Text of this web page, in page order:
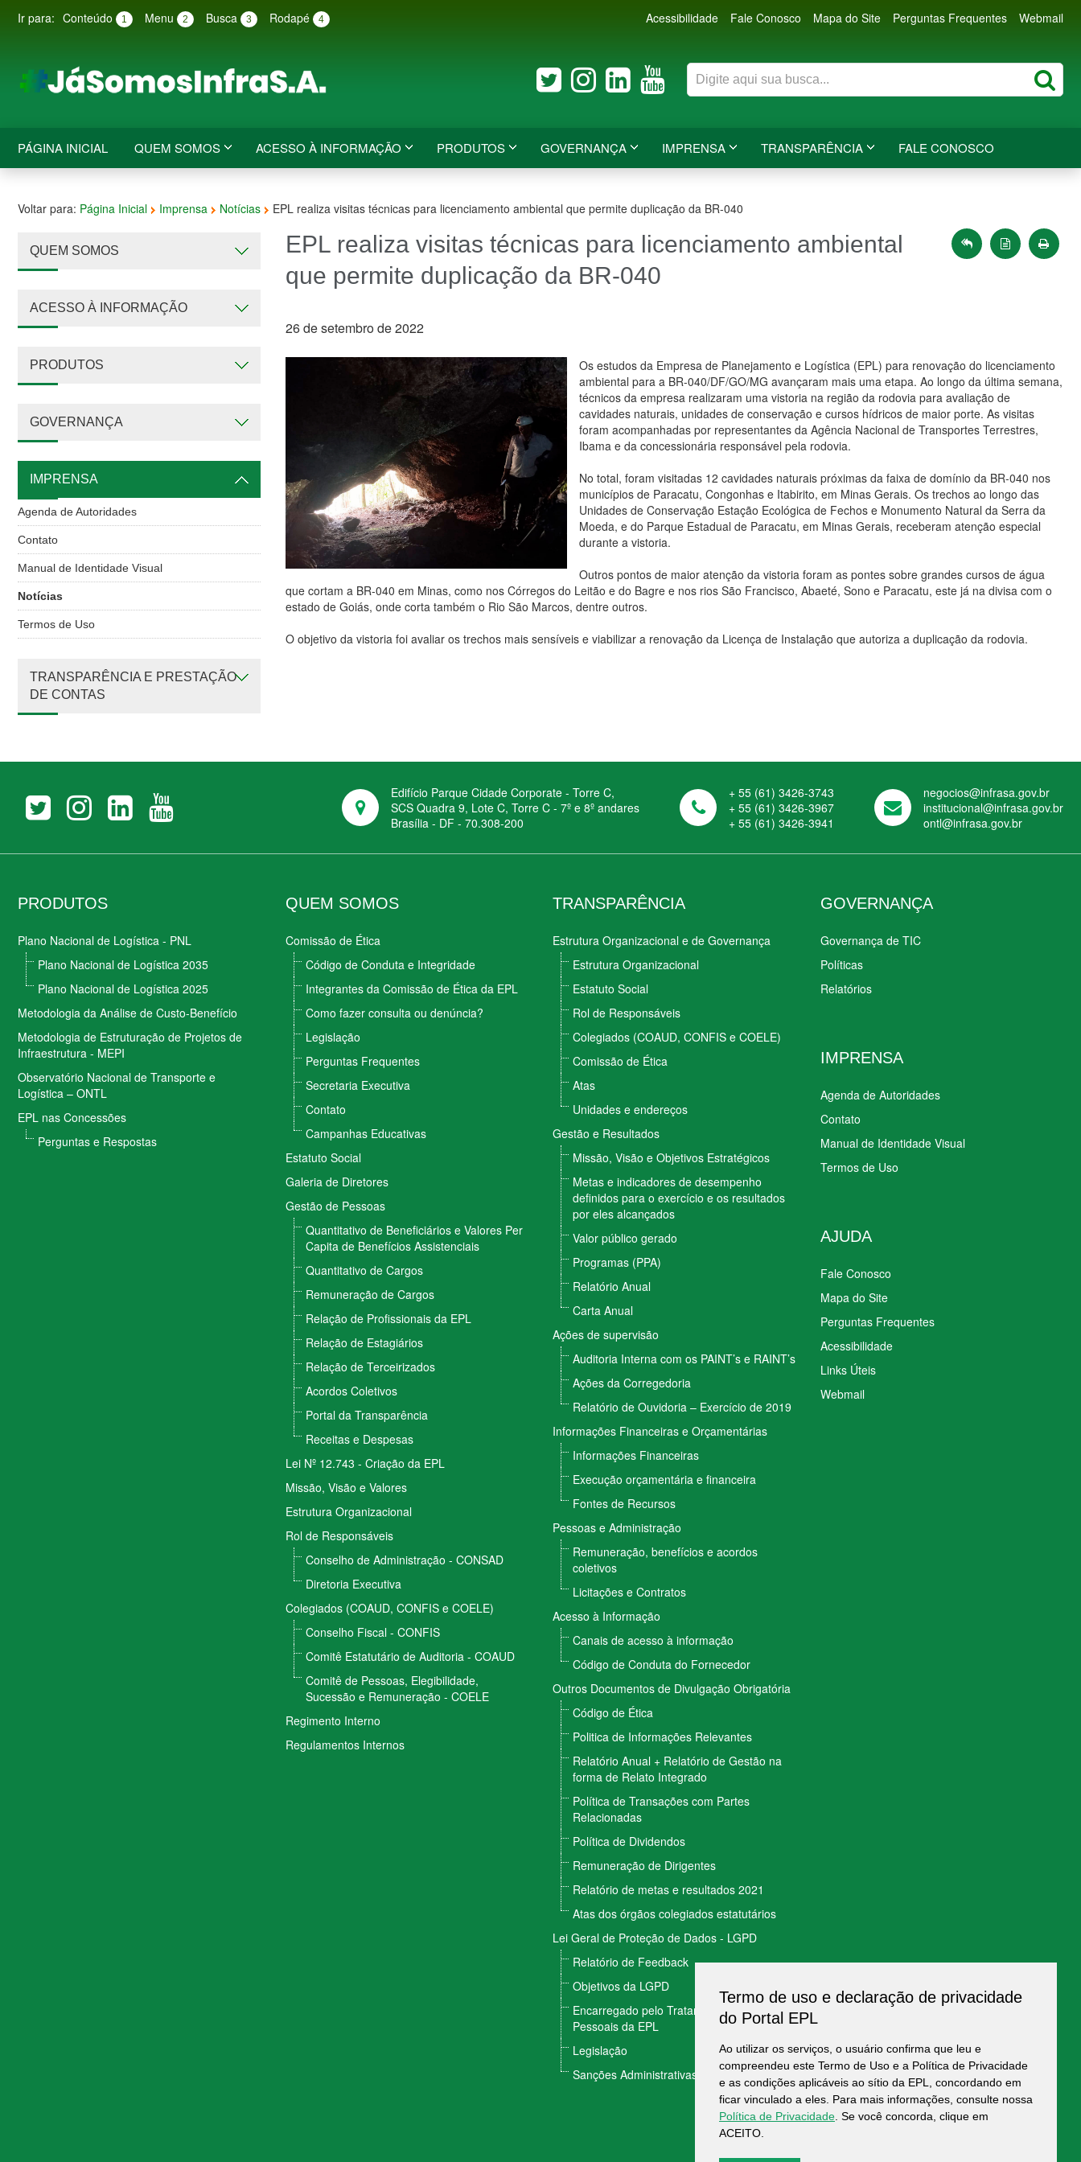
Ir para: Conteúdo 1 Menu 2 Busca 3 Rodapé 4 Acessibilidade Fale Conosco Mapa do Site Perguntas Frequentes Webmail
PÁGINA INICIAL QUEM SOMOS ACESSO À INFORMAÇÃO PRODUTOS GOVERNANÇA IMPRENSA TRANSPARÊNCIA FALE CONOSCO
Voltar para: Página Inicial Imprensa Notícias EPL realiza visitas técnicas para licenciamento ambiental que permite duplicação da BR-040
QUEM SOMOS
ACESSO À INFORMAÇÃO
PRODUTOS
GOVERNANÇA
IMPRENSA
Agenda de Autoridades
Contato
Manual de Identidade Visual
Notícias
Termos de Uso
TRANSPARÊNCIA E PRESTAÇÃO
DE CONTAS
EPL realiza visitas técnicas para licenciamento ambiental
que permite duplicação da BR-040
26 de setembro de 2022
Os estudos da Empresa de Planejamento e Logística (EPL) para renovação do licenciamento
ambiental para a BR-040/DF/GO/MG avançaram mais uma etapa. Ao longo da última semana,
técnicos da empresa realizaram uma vistoria na região da rodovia para avaliação de
cavidades naturais, unidades de conservação e cursos hídricos de maior porte. As visitas
foram acompanhadas por representantes da Agência Nacional de Transportes Terrestres,
Ibama e da concessionária responsável pela rodovia.
No total, foram visitadas 12 cavidades naturais próximas da faixa de domínio da BR-040 nos
municípios de Paracatu, Congonhas e Itabirito, em Minas Gerais. Os trechos ao longo das
Unidades de Conservação Estação Ecológica de Fechos e Monumento Natural da Serra da
Moeda, e do Parque Estadual de Paracatu, em Minas Gerais, receberam atenção especial
durante a vistoria.
Outros pontos de maior atenção da vistoria foram as pontes sobre grandes cursos de água
que cortam a BR-040 em Minas, como nos Córregos do Leitão e do Bagre e nos rios São Francisco, Abaeté, Sono e Paracatu, este já na divisa com o
estado de Goiás, onde corta também o Rio São Marcos, dentre outros.
O objetivo da vistoria foi avaliar os trechos mais sensíveis e viabilizar a renovação da Licença de Instalação que autoriza a duplicação da rodovia.
Edifício Parque Cidade Corporate - Torre C,
SCS Quadra 9, Lote C, Torre C - 7º e 8º andares
Brasília - DF - 70.308-200
+ 55 (61) 3426-3743
+ 55 (61) 3426-3967
+ 55 (61) 3426-3941
negocios@infrasa.gov.br
institucional@infrasa.gov.br
ontl@infrasa.gov.br
PRODUTOS
Plano Nacional de Logística - PNL
Plano Nacional de Logística 2035
Plano Nacional de Logística 2025
Metodologia da Análise de Custo-Benefício
Metodologia de Estruturação de Projetos de
Infraestrutura - MEPI
Observatório Nacional de Transporte e
Logística – ONTL
EPL nas Concessões
Perguntas e Respostas
QUEM SOMOS
Comissão de Ética
Código de Conduta e Integridade
Integrantes da Comissão de Ética da EPL
Como fazer consulta ou denúncia?
Legislação
Perguntas Frequentes
Secretaria Executiva
Contato
Campanhas Educativas
Estatuto Social
Galeria de Diretores
Gestão de Pessoas
Quantitativo de Beneficiários e Valores Per
Capita de Benefícios Assistenciais
Quantitativo de Cargos
Remuneração de Cargos
Relação de Profissionais da EPL
Relação de Estagiários
Relação de Terceirizados
Acordos Coletivos
Portal da Transparência
Receitas e Despesas
Lei Nº 12.743 - Criação da EPL
Missão, Visão e Valores
Estrutura Organizacional
Rol de Responsáveis
Conselho de Administração - CONSAD
Diretoria Executiva
Colegiados (COAUD, CONFIS e COELE)
Conselho Fiscal - CONFIS
Comitê Estatutário de Auditoria - COAUD
Comitê de Pessoas, Elegibilidade,
Sucessão e Remuneração - COELE
Regimento Interno
Regulamentos Internos
TRANSPARÊNCIA
Estrutura Organizacional e de Governança
Estrutura Organizacional
Estatuto Social
Rol de Responsáveis
Colegiados (COAUD, CONFIS e COELE)
Comissão de Ética
Atas
Unidades e endereços
Gestão e Resultados
Missão, Visão e Objetivos Estratégicos
Metas e indicadores de desempenho
definidos para o exercício e os resultados
por eles alcançados
Valor público gerado
Programas (PPA)
Relatório Anual
Carta Anual
Ações de supervisão
Auditoria Interna com os PAINT’s e RAINT’s
Ações da Corregedoria
Relatório de Ouvidoria – Exercício de 2019
Informações Financeiras e Orçamentárias
Informações Financeiras
Execução orçamentária e financeira
Fontes de Recursos
Pessoas e Administração
Remuneração, benefícios e acordos
coletivos
Licitações e Contratos
Acesso à Informação
Canais de acesso à informação
Código de Conduta do Fornecedor
Outros Documentos de Divulgação Obrigatória
Código de Ética
Politica de Informações Relevantes
Relatório Anual + Relatório de Gestão na
forma de Relato Integrado
Política de Transações com Partes
Relacionadas
Política de Dividendos
Remuneração de Dirigentes
Relatório de metas e resultados 2021
Atas dos órgãos colegiados estatutários
Lei Geral de Proteção de Dados - LGPD
Relatório de Feedback
Objetivos da LGPD
Encarregado pelo Tratamento de Dados
Pessoais da EPL
Legislação
Sanções Administrativas
GOVERNANÇA
Governança de TIC
Políticas
Relatórios
IMPRENSA
Agenda de Autoridades
Contato
Manual de Identidade Visual
Termos de Uso
AJUDA
Fale Conosco
Mapa do Site
Perguntas Frequentes
Acessibilidade
Links Úteis
Webmail
Termo de uso e declaração de privacidade
do Portal EPL
Ao utilizar os serviços, o usuário confirma que leu e
compreendeu este Termo de Uso e a Política de Privacidade
e as condições aplicáveis ao sítio da EPL, concordando em
ficar vinculado a eles. Para mais informações, consulte nossa
Política de Privacidade . Se você concorda, clique em
ACEITO.